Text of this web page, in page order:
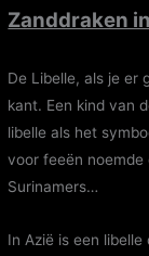
Zanddraken
De Libelle, als je er
kant. Een kind van
libelle als het
voor feeën noemde
Surinamers…
In Azië is een